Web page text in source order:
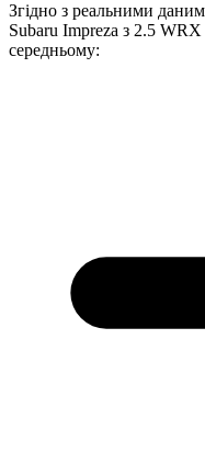
Згідно з реальними
Subaru Impreza з 2.5
середньому: